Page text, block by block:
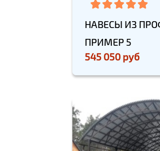
НАВЕСЫ ИЗ
ПРИМЕР 5
545 050 руб